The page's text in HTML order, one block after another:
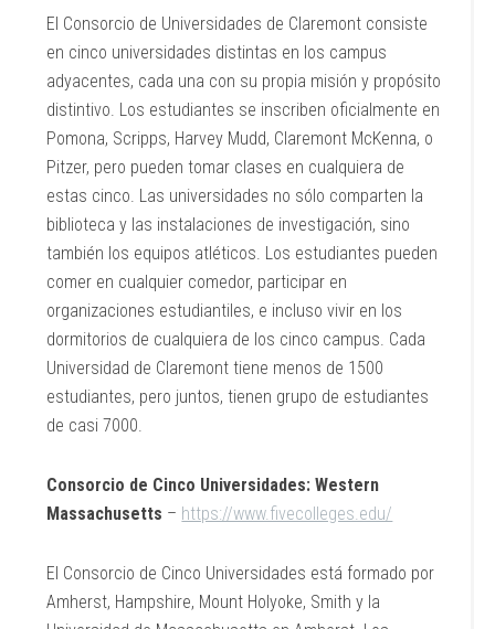
El Consorcio de Universidades de Claremont consiste
en cinco universidades distintas en los campus
adyacentes, cada una con su propia misión y propósito
distintivo. Los estudiantes se inscriben oficialmente en
Pomona, Scripps, Harvey Mudd, Claremont McKenna, o
Pitzer, pero pueden tomar clases en cualquiera de
estas cinco. Las universidades no sólo comparten la
biblioteca y las instalaciones de investigación, sino
también los equipos atléticos. Los estudiantes pueden
comer en cualquier comedor, participar en
organizaciones estudiantiles, e incluso vivir en los
dormitorios de cualquiera de los cinco campus. Cada
Universidad de Claremont tiene menos de 1500
estudiantes, pero juntos, tienen grupo de estudiantes
de casi 7000.
Consorcio de Cinco Universidades: Western
Massachusetts – https://www.fivecolleges.edu/
El Consorcio de Cinco Universidades está formado por
Amherst, Hampshire, Mount Holyoke, Smith y la